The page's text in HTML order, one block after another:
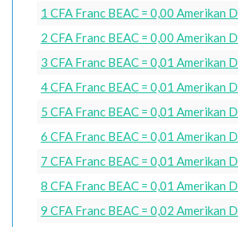
1 CFA Franc BEAC = 0,00 Amerikan
2 CFA Franc BEAC = 0,00 Amerikan
3 CFA Franc BEAC = 0,01 Amerikan
4 CFA Franc BEAC = 0,01 Amerikan
5 CFA Franc BEAC = 0,01 Amerikan
6 CFA Franc BEAC = 0,01 Amerikan
7 CFA Franc BEAC = 0,01 Amerikan
8 CFA Franc BEAC = 0,01 Amerikan
9 CFA Franc BEAC = 0,02 Amerikan